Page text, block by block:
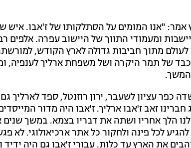
אמר: "אנו המומים על הסתלקותו של ז'אבו. איש
ומעמודי התווך של היישוב עפרה. אלפים
לעולם מתוך חביבות גדולה לארץ הקודש,
של תמר היקרה ושל משפחת ארליך לענפיה,
כפר עציון לשעבר, ירון רוזנטל, ספד לארליך
זאב ז'אבו ארליך. ז'אבו היה מדור
הלך אחריו ושתה את דבריו בצמא. במשך שנים
לכל פינה ולחקור כל אתר ארכיאולוגי. לא
את הארץ עד כלות. עבורי ז'אבו גם היה ידיד